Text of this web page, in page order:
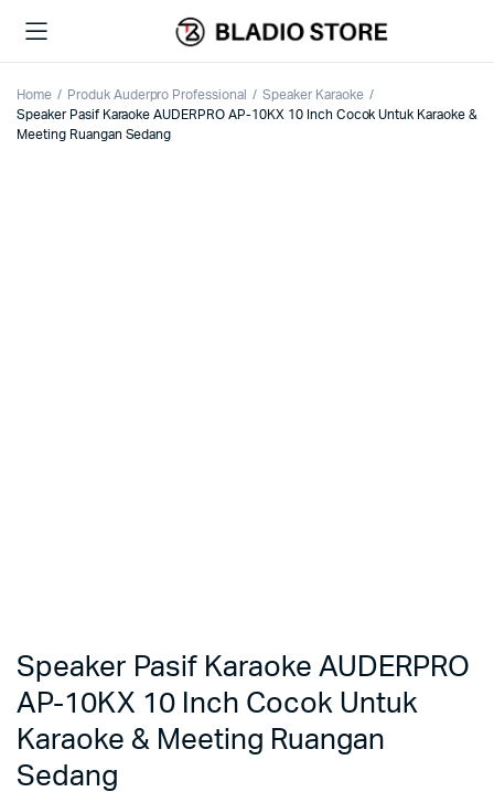
Home Produk Auderpro Professional
Speaker Karaoke
Speaker Pasif Karaoke AUDERPRO AP-10KX 10 Inch Cocok Untuk Karaoke &
Meeting Ruangan Sedang
Speaker Pasif Karaoke AUDERPRO
AP-10KX 10 Inch Cocok Untuk
Karaoke & Meeting Ruangan
Sedang